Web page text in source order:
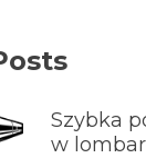
Szybka
w